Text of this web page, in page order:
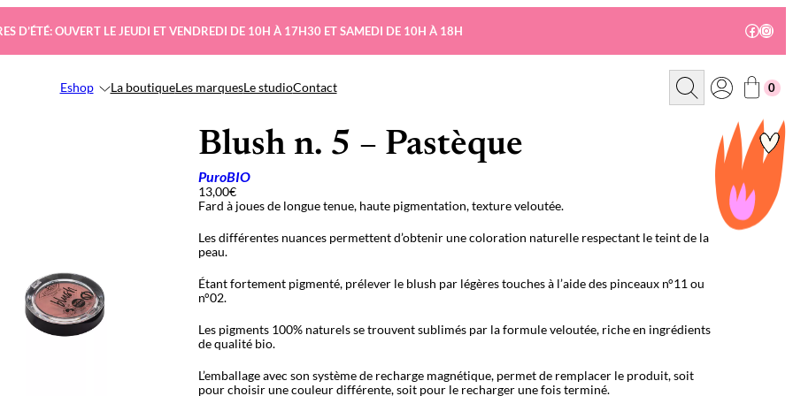
D’ÉTÉ: OUVERT LE JEUDI ET VENDREDI DE 10H À 17H30 ET SAMEDI DE 10H À 18H
Eshop La boutiqueLes marquesLe studioContact
R
c
0
Blush n. 5 – Pastèque
PuroBIO
13,00€
Fard à joues de longue tenue, haute pigmentation, texture veloutée.
Les différentes nuances permettent d’obtenir une coloration naturelle respectant le teint de la
peau.
Étant fortement pigmenté, prélever le blush par légères touches à l’aide des pinceaux n°11 ou
n°02.
Les pigments 100% naturels se trouvent sublimés par la formule veloutée, riche en ingrédients
de qualité bio.
L’emballage avec son système de recharge magnétique, permet de remplacer le produit, soit
pour choisir une couleur différente, soit pour le recharger une fois terminé.